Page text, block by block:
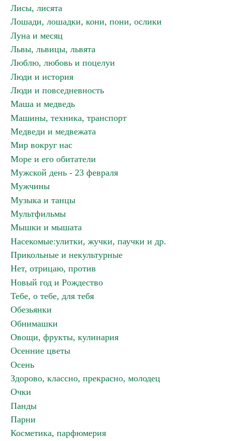
Лисы, лисята
Лошади, лошадки, кони, пони, ослики
Луна и месяц
Львы, львицы, львята
Люблю, любовь и поцелуи
Люди и история
Люди и повседневность
Маша и медведь
Машины, техника, транспорт
Медведи и медвежата
Мир вокруг нас
Море и его обитатели
Мужской день - 23 февраля
Мужчины
Музыка и танцы
Мультфильмы
Мышки и мышата
Насекомые:улитки, жучки, паучки и др.
Прикольные и некультурные
Нет, отрицаю, против
Новый год и Рождество
Тебе, о тебе, для тебя
Обезьянки
Обнимашки
Овощи, фрукты, кулинария
Осенние цветы
Осень
Здорово, классно, прекрасно, молодец
Очки
Панды
Парни
Косметика, парфюмерия